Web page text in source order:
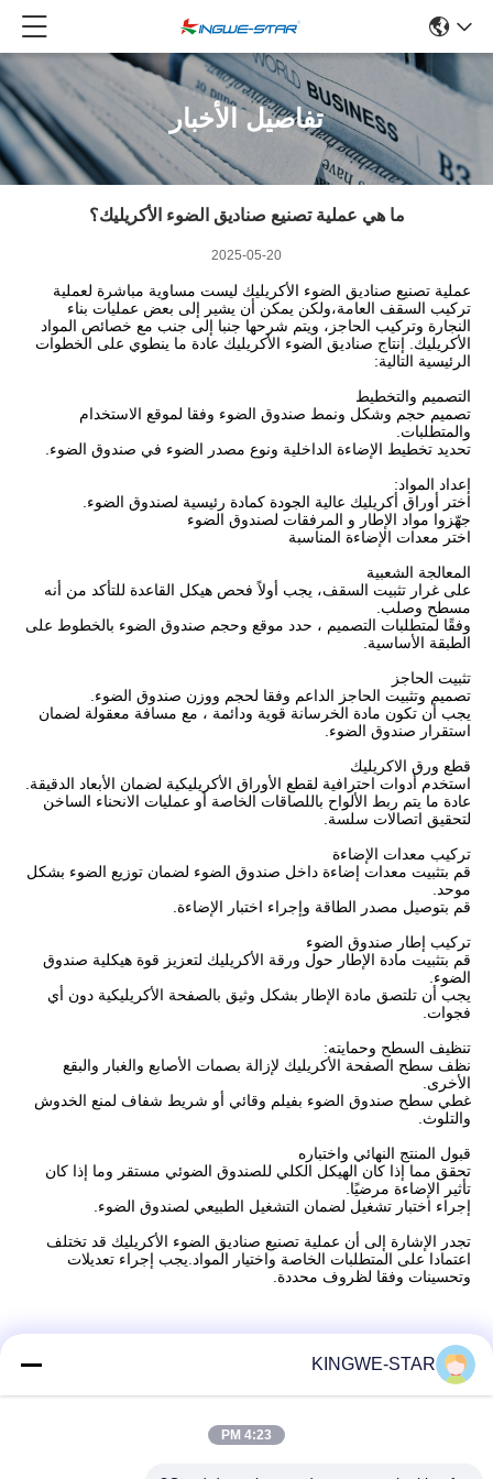
تفاصيل الأخبار
ما هي عملية تصنيع صناديق الضوء الأكريليك؟
2025-05-20
عملية تصنيع صناديق الضوء الأكريليك ليست مساوية مباشرة لعملية
تركيب السقف العامة،ولكن يمكن أن يشير إلى بعض عمليات بناء
النجارة وتركيب الحاجز، ويتم شرحها جنبا إلى جنب مع خصائص المواد
الأكريليك. إنتاج صناديق الضوء الأكريليك عادة ما ينطوي على الخطوات
الرئيسية التالية:
التصميم والتخطيط
تصميم حجم وشكل ونمط صندوق الضوء وفقا لموقع الاستخدام
والمتطلبات.
تحديد تخطيط الإضاءة الداخلية ونوع مصدر الضوء في صندوق الضوء.
إعداد المواد:
اختر أوراق أكريليك عالية الجودة كمادة رئيسية لصندوق الضوء.
جهّزوا مواد الإطار و المرفقات لصندوق الضوء
اختر معدات الإضاءة المناسبة
المعالجة الشعبية
على غرار تثبيت السقف، يجب أولاً فحص هيكل القاعدة للتأكد من أنه
مسطح وصلب.
وفقًا لمتطلبات التصميم ، حدد موقع وحجم صندوق الضوء بالخطوط على
الطبقة الأساسية.
تثبيت الحاجز
تصميم وتثبيت الحاجز الداعم وفقا لحجم ووزن صندوق الضوء.
يجب أن تكون مادة الخرسانة قوية ودائمة ، مع مسافة معقولة لضمان
استقرار صندوق الضوء.
قطع ورق الاكريليك
استخدم أدوات احترافية لقطع الأوراق الأكريليكية لضمان الأبعاد الدقيقة.
عادة ما يتم ربط الألواح باللصاقات الخاصة أو عمليات الانحناء الساخن
لتحقيق اتصالات سلسة.
تركيب معدات الإضاءة
قم بتثبيت معدات إضاءة داخل صندوق الضوء لضمان توزيع الضوء بشكل
موحد.
قم بتوصيل مصدر الطاقة وإجراء اختبار الإضاءة.
تركيب إطار صندوق الضوء
قم بتثبيت مادة الإطار حول ورقة الأكريليك لتعزيز قوة هيكلية صندوق
الضوء.
يجب أن تلتصق مادة الإطار بشكل وثيق بالصفحة الأكريليكية دون أي
فجوات.
تنظيف السطح وحمايته:
نظف سطح الصفحة الأكريليك لإزالة بصمات الأصابع والغبار والبقع
الأخرى.
غطي سطح صندوق الضوء بفيلم وقائي أو شريط شفاف لمنع الخدوش
والتلوث.
قبول المنتج النهائي واختباره
تحقق مما إذا كان الهيكل الكلي للصندوق الضوئي مستقر وما إذا كان
تأثير الإضاءة مرضيًا.
إجراء اختبار تشغيل لضمان التشغيل الطبيعي لصندوق الضوء.
تجدر الإشارة إلى أن عملية تصنيع صناديق الضوء الأكريليك قد تختلف
اعتمادا على المتطلبات الخاصة واختيار المواد.يجب إجراء تعديلات
وتحسينات وفقا لظروف محددة.
KINGWE-STAR
4:23 PM